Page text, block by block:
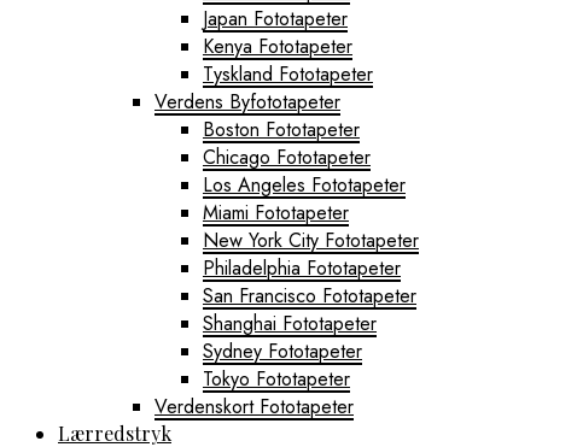
Japan Fototapeter
Kenya Fototapeter
Tyskland Fototapeter
Verdens Byfototapeter
Boston Fototapeter
Chicago Fototapeter
Los Angeles Fototapeter
Miami Fototapeter
New York City Fototapeter
Philadelphia Fototapeter
San Francisco Fototapeter
Shanghai Fototapeter
Sydney Fototapeter
Tokyo Fototapeter
Verdenskort Fototapeter
Lærredstryk